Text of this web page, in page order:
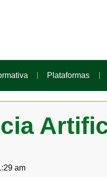
Plataformas
am